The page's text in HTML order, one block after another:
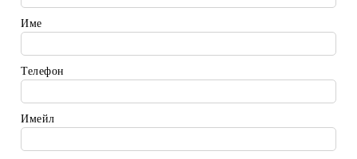
Име
Телефон
Имейл